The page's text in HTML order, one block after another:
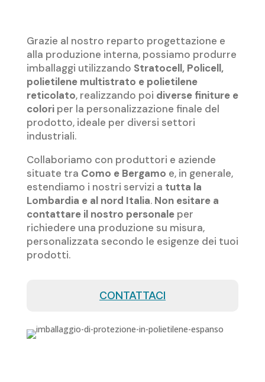
Grazie al nostro reparto progettazione e
alla produzione interna, possiamo produrre
imballaggi utilizzando Stratocell, Policell,
polietilene multistrato e polietilene
reticolato, realizzando poi diverse finiture e
coloriper la personalizzazione finale del
prodotto, ideale per diversi settori
industriali.
Collaboriamo con produttori e aziende
situate tra Como e Bergamo e, in generale,
estendiamo i nostri servizi a tutta la
Lombardia e al nord Italia. Non esitare a
contattare il nostro personaleper
richiedere una produzione su misura,
personalizzata secondo le esigenze dei tuoi
prodotti.
CONTATTACI